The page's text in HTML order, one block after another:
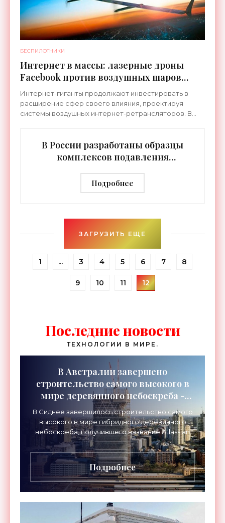
БЕСПИЛОТНИКИ
Интернет в массы: лазерные дроны
Facebook против воздушных шаров
Google - «Беспилотники»
Интернет-гиганты продолжают инвестировать в
расширение сфер своего влияния, проектируя
системы воздушных интернет-ретрансляторов. В
В России разработаны образцы
комплексов подавления
Подробнее
ЗАГРУЗИТЬ ЕЩЕ
1 ... 3 4 5 6 7 8
9 10 11 12
Последние новости
ТЕХНОЛОГИИ В МИРЕ.
В Австралии завершено
строительство самого высокого в
мире деревянного небоскреба -
«Технологии»
В Сиднее завершилось строительство самого
высокого в мире гибридного деревянного
небоскреба, получившего название Atlassian
Central. Башня высотой 180 метров более чем
вдвое превзошла
Подробнее